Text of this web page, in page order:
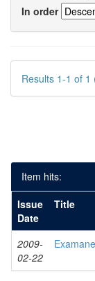
In order
Results 1-1 of 1
Item hits:
Issue
Date
Title
2009-
02-22